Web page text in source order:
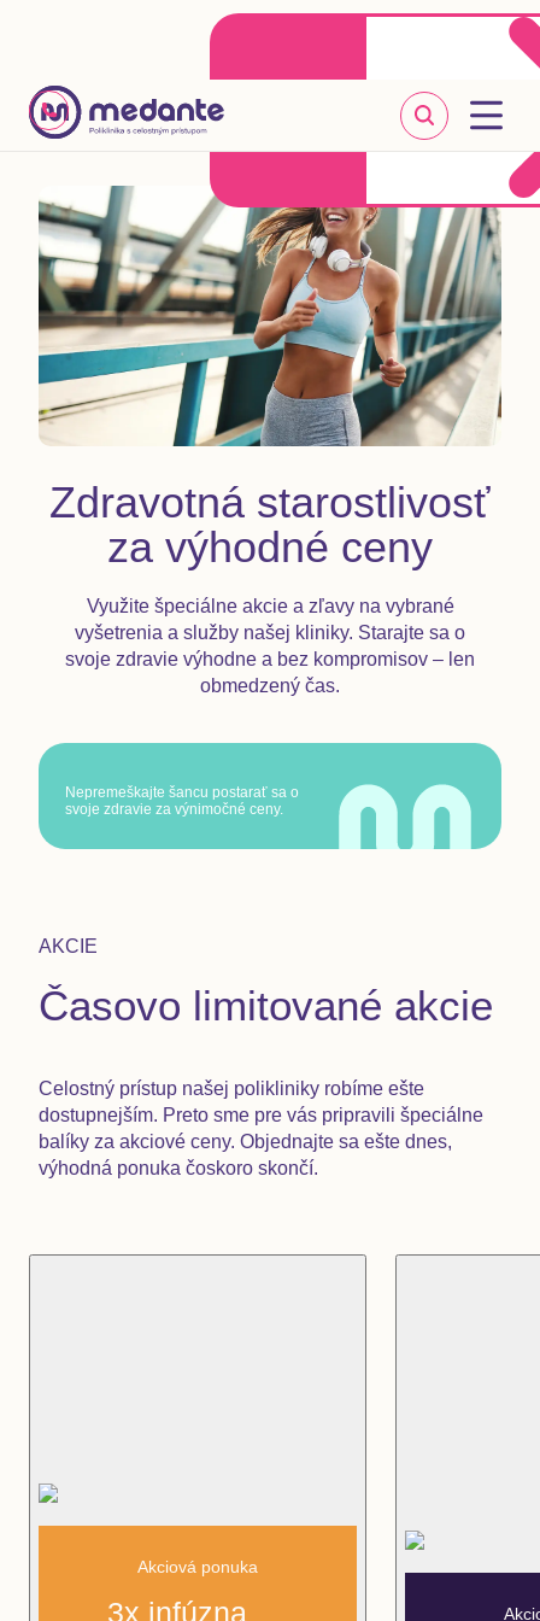
Klientske centrum
+421 2 20 302 303
Zdravotná starostlivosť
za výhodné ceny
Využite špeciálne akcie a zľavy na vybrané
vyšetrenia a služby našej kliniky. Starajte sa o
svoje zdravie výhodne a bez kompromisov – len
obmedzený čas.
Nepremeškajte šancu postarať sa o
svoje zdravie za výnimočné ceny.
AKCIE
Časovo limitované akcie
Celostný prístup našej polikliniky robíme ešte
dostupnejším. Preto sme pre vás pripravili špeciálne
balíky za akciové ceny. Objednajte sa ešte dnes,
výhodná ponuka čoskoro skončí.
Akciová ponuka
3x infúzna